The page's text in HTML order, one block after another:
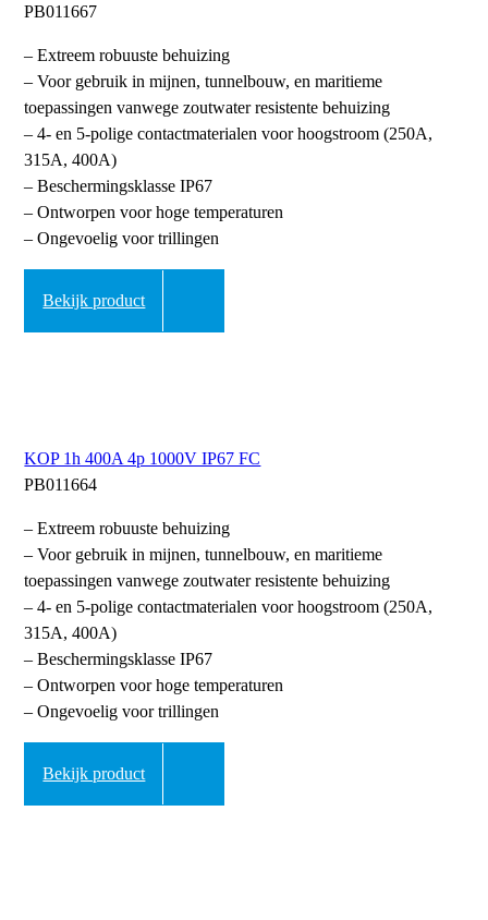
PB011667
– Extreem robuuste behuizing
– Voor gebruik in mijnen, tunnelbouw, en maritieme
toepassingen vanwege zoutwater resistente behuizing
– 4- en 5-polige contactmaterialen voor hoogstroom (250A,
315A, 400A)
– Beschermingsklasse IP67
– Ontworpen voor hoge temperaturen
– Ongevoelig voor trillingen
Bekijk product
KOP 1h 400A 4p 1000V IP67 FC
PB011664
– Extreem robuuste behuizing
– Voor gebruik in mijnen, tunnelbouw, en maritieme
toepassingen vanwege zoutwater resistente behuizing
– 4- en 5-polige contactmaterialen voor hoogstroom (250A,
315A, 400A)
– Beschermingsklasse IP67
– Ontworpen voor hoge temperaturen
– Ongevoelig voor trillingen
Bekijk product